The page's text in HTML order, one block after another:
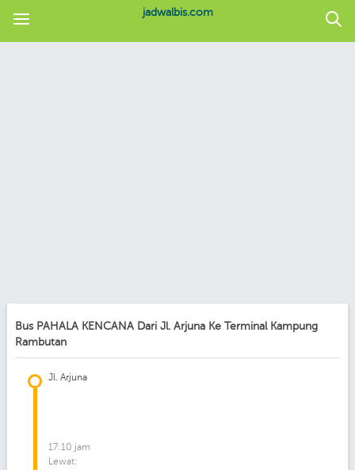
jadwalbis.com
Bus PAHALA KENCANA Dari Jl. Arjuna Ke Terminal Kampung
Rambutan
Jl. Arjuna
17:10 jam
Lewat: